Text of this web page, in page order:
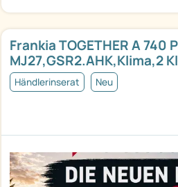
Frankia TOGETHER A 740
MJ27,GSR2.AHK,Klima,2
Händlerinserat Neu